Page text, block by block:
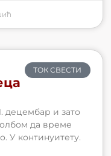
ТОК СВЕСТИ
децембар и зато
да време
У континуитету.